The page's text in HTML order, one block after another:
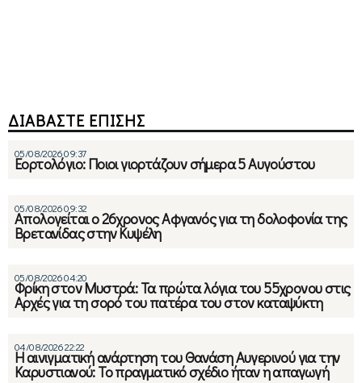
ΔΙΑΒΑΣΤΕ ΕΠΙΣΗΣ
05/08/2026 09:37
Εορτολόγιο: Ποιοι γιορτάζουν σήμερα 5 Αυγούστου
05/08/2026 09:32
Απολογείται ο 26χρονος Αφγανός για τη δολοφονία της
Βρετανίδας στην Κυψέλη
05/08/2026 04:20
Φρίκη στον Μυστρά: Τα πρώτα λόγια του 55χρονου στις
Αρχές για τη σορό του πατέρα του στον καταψύκτη
04/08/2026 22:22
Η αινιγματική ανάρτηση του Θανάση Αυγερινού για την
Καρυστιανού: Το πραγματικό σχέδιο ήταν η απαγωγή